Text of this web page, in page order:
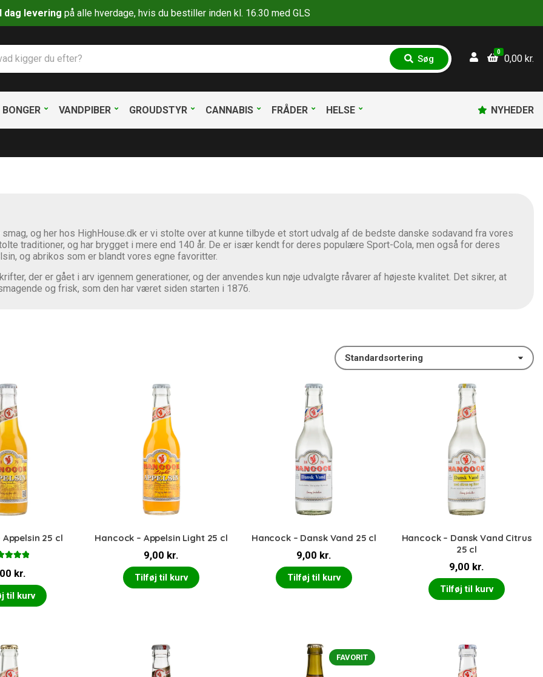
dag levering på alle hverdage, hvis du bestiller inden kl. 16.30 med GLS
S
ø
Søg
0
0,00 kr.
BONGER VANDPIBER GROUDSTYR CANNABIS FRÅDER HELSE NYHEDER
og her hos HighHouse.dk er vi stolte over at kunne tilbyde et stort udvalg af de bedste danske sodavand fra vores
traditioner, og har brygget i mere end 140 år. De er især kendt for deres populære Sport-Cola, men også for deres
og abrikos som er blandt vores egne favoritter.
der er gået i arv igennem generationer, og der anvendes kun nøje udvalgte råvarer af højeste kvalitet. Det sikrer, at
og frisk, som den har været siden starten i 1876.
25 cl
ud af 5
kr.
til kurv
Hancock – Appelsin Light 25 cl
9,00 kr.
Tilføj til kurv
Hancock – Dansk Vand 25 cl
9,00 kr.
Tilføj til kurv
Hancock – Dansk Vand Citrus
25 cl
9,00 kr.
Tilføj til kurv
FAVORIT